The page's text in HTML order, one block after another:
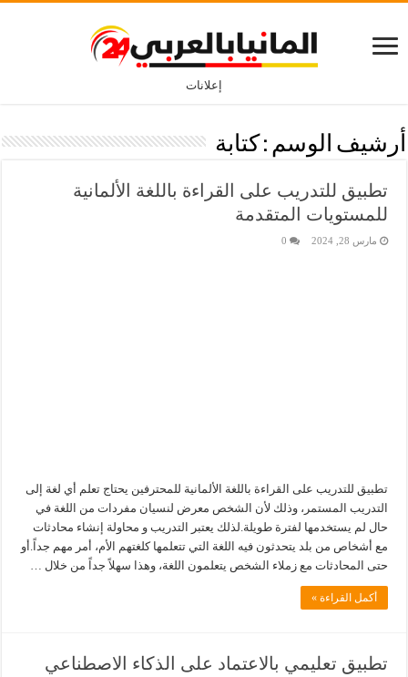
إعلانات
أرشيف الوسم : كتابة
تطبيق للتدريب على القراءة باللغة الألمانية
للمستويات المتقدمة
مارس 28, 2024 0
تطبيق للتدريب على القراءة باللغة الألمانية للمحترفين يحتاج تعلم أي لغة إلى
التدريب المستمر، وذلك لأن الشخص معرض لنسيان مفردات من اللغة في
حال لم يستخدمها لفترة طويلة.لذلك يعتبر التدريب و محاولة إنشاء محادثات
مع أشخاص من بلد يتحدثون فيه اللغة التي تتعلمها كلغتهم الأم، أمر مهم جداً.أو
حتى المحادثات مع زملاء الشخص يتعلمون اللغة، وهذا سهلاً جداً من خلال …
أكمل القراءة »
تطبيق تعليمي بالاعتماد على الذكاء الاصطناعي